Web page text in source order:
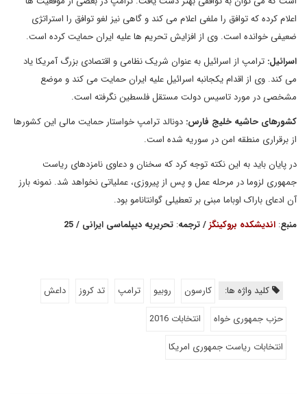
اعلام کرده که توافق را ملغی اعلام می کند و گاهی نیز لغو توافق را استراتژی
ضعیفی خوانده است. وی از افزایش تحریم ها علیه ایران حمایت کرده است.
اسرائیل: ترامپ از اسرائیل به عنوان شریک نظامی و اقتصادی بزرگ آمریکا یاد
می کند. وی از اقدام یکجانبه اسرائیل علیه ایران حمایت می کند و موضع
مشخصی در مورد تاسیس دولت مستقل فلسطین نگرفته است.
کشورهای حاشیه خلیج فارس: دونالد ترامپ خواستار حمایت مالی این کشورها
از برقراری منطقه امن در سوریه شده است.
در پایان باید به این نکته توجه کرد که سخنان و دعاوی نامزدهای ریاست
جمهوری لزوما در مرحله عمل و پس از پیروزی، عملیاتی نخواهد شد. نمونه بارز
آن ادعای باراک اوباما مبنی بر تعطیلی گوانتانامو بود.
منبع: اندیشکده بروکینگز/ترجمه: تحریریه دیپلماسی ایرانی / 25
کلید واژه ها: کارسون روبیو ترامپ تد کروز
داعش
حزب جمهوری خواه
انتخابات 2016
انتخابات ریاست جمهوری امریکا